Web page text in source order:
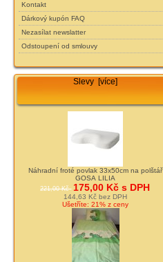
Kontakt
Dárkový kupón FAQ
Nezasílat newslatter
Odstoupení od smlouvy
Slevy [více]
Náhradní froté povlak 33x50cm na polštář
GOSA LILIA
221,00 Kč 175,00 Kč s DPH
144,63 Kč bez DPH
Ušetříte: 21% z ceny